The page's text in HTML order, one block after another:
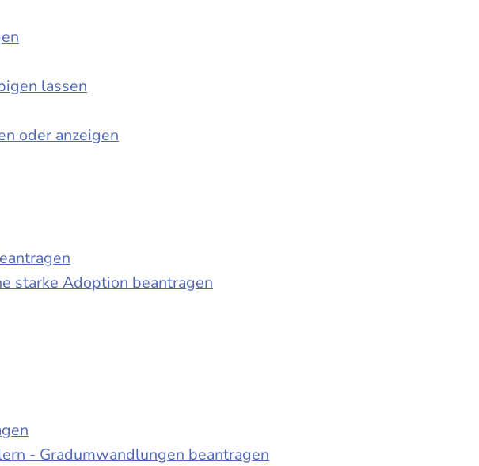
lassen
oder anzeigen
starke Adoption beantragen
- Gradumwandlungen beantragen